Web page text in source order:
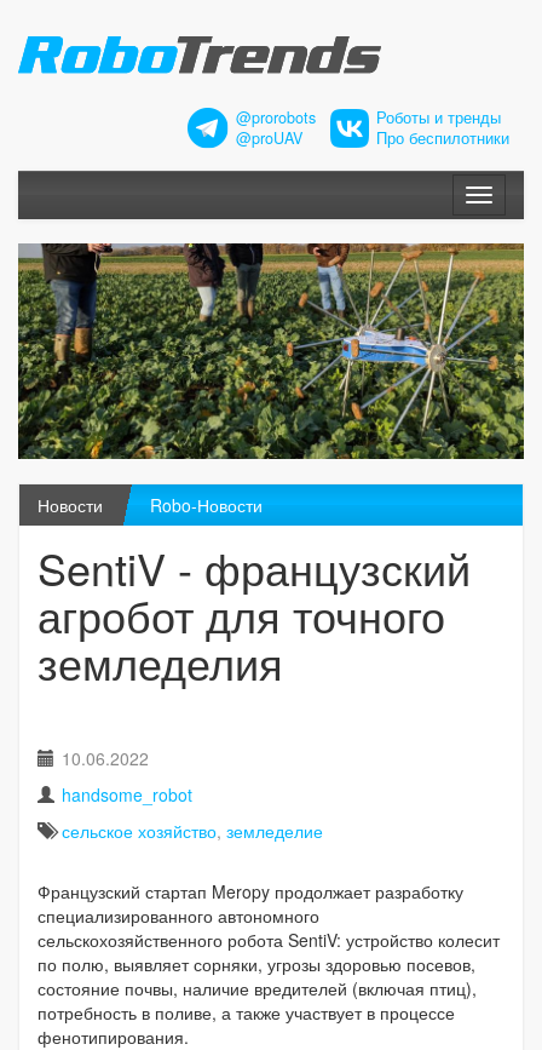
@prorobots
@proUAV
Роботы и тренды
Про беспилотники
Меню
Новости Robo-Новости
SentiV - французский
агробот для точного
земледелия
10.06.2022
handsome_robot
сельское хозяйство, земледелие
Французский стартап Meropy продолжает разработку
специализированного автономного
сельскохозяйственного робота SentiV: устройство колесит
по полю, выявляет сорняки, угрозы здоровью посевов,
состояние почвы, наличие вредителей (включая птиц),
потребность в поливе, а также участвует в процессе
фенотипирования.